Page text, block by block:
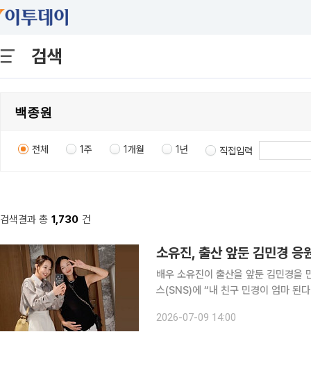
검색
전체 1주 1개월 1년 직접입력
검색결과 총 1,730 건
소유진, 출산 앞둔 김민경
배우 소유진이 출산을 앞둔 김민경을 만나 임신을 축하했다.
스(SNS)에 “내 친구 민경이 엄마 된
다. 출산을 앞둔 김민경은 볼록해진
2026-07-09 14:00